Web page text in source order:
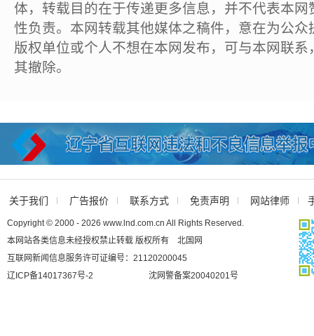
体，转载目的在于传递更多信息，并不代表本
性负责。本网转载其他媒体之稿件，意在为公
版权单位或个人不想在本网发布，可与本网联
其撤除。
关于我们 广告报价 联系方式 免责声明 网站律师
Copyright © 2000 - 2026 www.lnd.com.cn All Rights Reserved.
本网站各类信息未经授权禁止转载 版权所有 北国网
互联网新闻信息服务许可证编号：21120200045
辽ICP备14017367号-2
沈网警备案20040201号